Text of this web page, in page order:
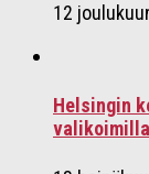
12
Helsingin